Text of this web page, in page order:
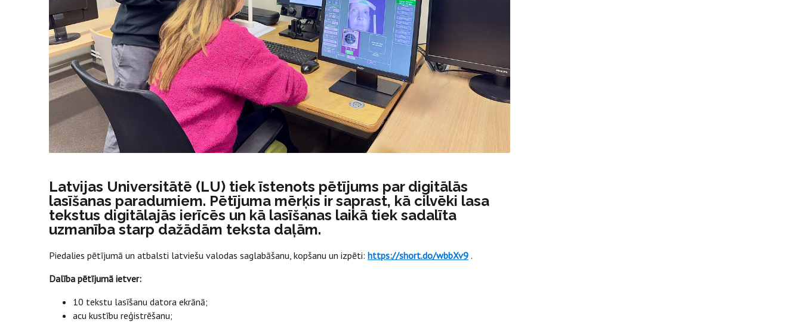
Latvijas Universitātē (LU) tiek īstenots pētījums par digitālās
lasīšanas paradumiem. Pētījuma mērķis ir saprast, kā cilvēki lasa
tekstus digitālajās ierīcēs un kā lasīšanas laikā tiek sadalīta
uzmanība starp dažādām teksta daļām.
Piedalies pētījumā un atbalsti latviešu valodas saglabāšanu, kopšanu un izpēti: https://short.do/wbbXv9 .
Dalība pētījumā ietver:
10 tekstu lasīšanu datora ekrānā;
acu kustību reģistrēšanu;